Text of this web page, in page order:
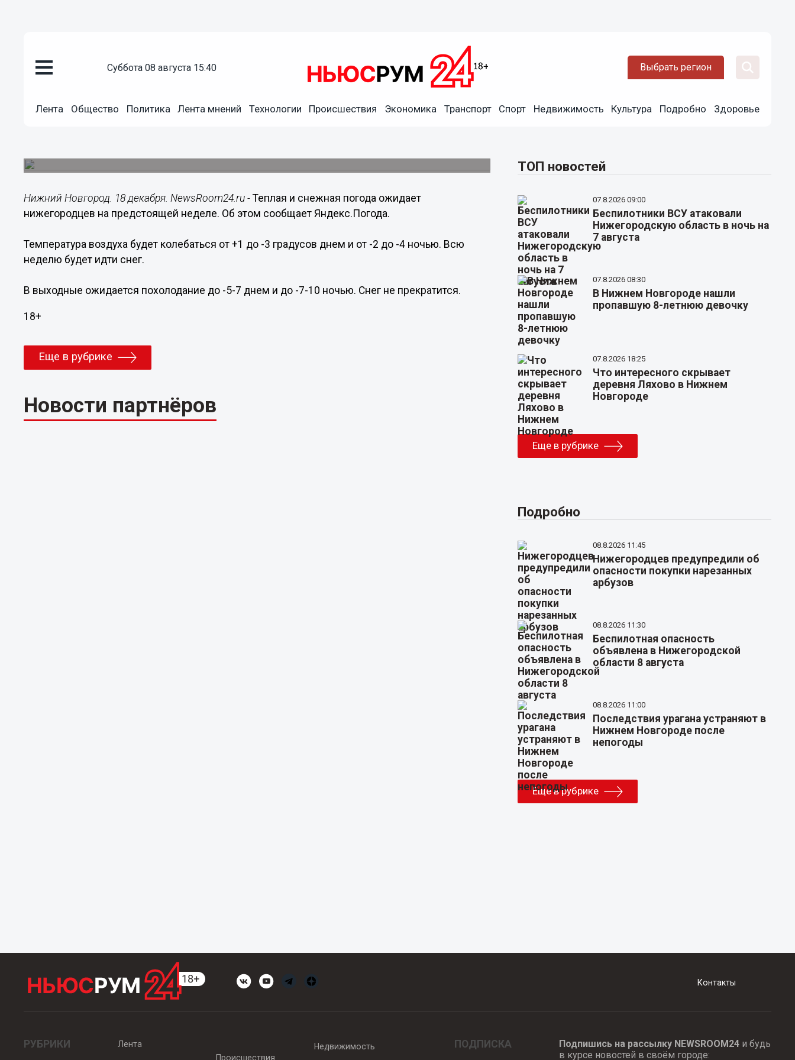
суббота 08 августа 15:40 Выбрать регион
Лента Общество Политика Лента мнений Технологии Происшествия Экономика Транспорт Спорт Недвижимость Культура Подробно Здоровье
Теплая и снежная погода ожидает нижегородцев на
Нижний Новгород. 18 декабря. NewsRoom24.ru -Теплая и снежная погода ожидает
нижегородцев на предстоящей неделе. Об этом сообщает Яндекс.Погода.
Температура воздуха будет колебаться от +1 до -3 градусов днем и от -2 до -4 ночью. Всю
неделю будет идти снег.
В выходные ожидается похолодание до -5-7 днем и до -7-10 ночью. Снег не прекратится.
18+
Еще в рубрике
Новости партнёров
ТОП новостей
07.8.2026 09:00
Беспилотники ВСУ атаковали
Нижегородскую область в ночь на
7 августа
07.8.2026 08:30
В Нижнем Новгороде нашли
пропавшую 8-летнюю девочку
07.8.2026 18:25
Что интересного скрывает
деревня Ляхово в Нижнем
Новгороде
Еще в рубрике
Подробно
08.8.2026 11:45
Нижегородцев предупредили об
опасности покупки нарезанных
арбузов
08.8.2026 11:30
Беспилотная опасность
объявлена в Нижегородской
области 8 августа
08.8.2026 11:00
Последствия урагана устраняют в
Нижнем Новгороде после
непогоды
Еще в рубрике
Контакты
РУБРИКИ
Лента
Происшествия
Недвижимость ПОДПИСКА Подпишись на рассылку NEWSROOM24и будь
в курсе новостей в своём городе: